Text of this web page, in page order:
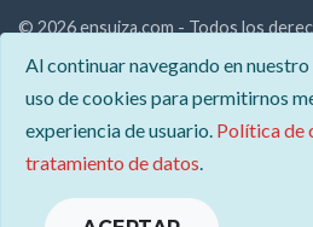
Al continuar navegando en
uso de cookies para permitirnos
experiencia de usuario. Política de
tratamiento de datos.
© 2026 ensuiza.com - Todos los
Descubre Suiza: paisajes alpinos,
laborales. Explora todo sobre este
Contacto